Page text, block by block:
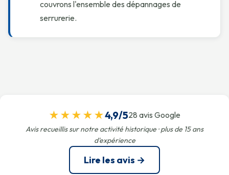
couvrons l'ensemble des dépannages de
serrurerie.
★★★★★4,9/528 avis Google
Avis recueillis sur notre activité historique · plus de 15 ans
d'expérience
Lire les avis →